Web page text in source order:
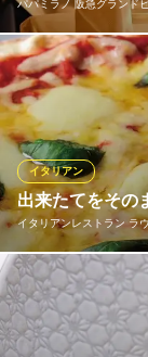
パパミラノ 阪急グランド
当日OK！パスタ
が人気。 魅せる
なドルチェもお楽
ビル店』友人・知
適なお席をご用意
パパミラノ 阪
夜景の見える
大阪メトロ御堂
大阪府大阪市北区
出来たてをその
イタリアンレストラン ラ
イタリアン
熱々のピザやパス
り、商品によって